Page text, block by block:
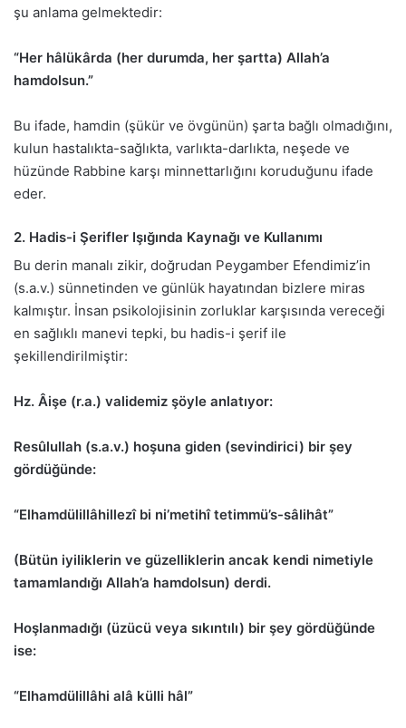
şu anlama gelmektedir:
“Her hâlükârda (her durumda, her şartta) Allah’a
hamdolsun.”
Bu ifade, hamdin (şükür ve övgünün) şarta bağlı olmadığını,
kulun hastalıkta-sağlıkta, varlıkta-darlıkta, neşede ve
hüzünde Rabbine karşı minnettarlığını koruduğunu ifade
eder.
2. Hadis-i Şerifler Işığında Kaynağı ve Kullanımı
Bu derin manalı zikir, doğrudan Peygamber Efendimiz’in
(s.a.v.) sünnetinden ve günlük hayatından bizlere miras
kalmıştır. İnsan psikolojisinin zorluklar karşısında vereceği
en sağlıklı manevi tepki, bu hadis-i şerif ile
şekillendirilmiştir:
Hz. Âişe (r.a.) validemiz şöyle anlatıyor:
Resûlullah (s.a.v.) hoşuna giden (sevindirici) bir şey
gördüğünde:
“Elhamdülillâhillezî bi ni’metihî tetimmü’s-sâlihât”
(Bütün iyiliklerin ve güzelliklerin ancak kendi nimetiyle
tamamlandığı Allah’a hamdolsun) derdi.
Hoşlanmadığı (üzücü veya sıkıntılı) bir şey gördüğünde
ise:
“Elhamdülillâhi alâ külli hâl”